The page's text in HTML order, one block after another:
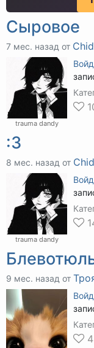
Сыровое
7 мес. назад от
trauma dandy
:3
8 мес. назад от
trauma dandy
9 мес. назад от
4